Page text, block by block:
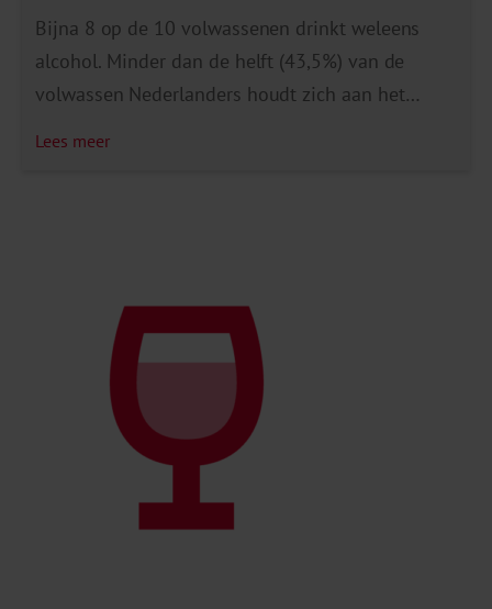
Bijna 8 op de 10 volwassenen drinkt weleens
alcohol. Minder dan de helft (43,5%) van de
volwassen Nederlanders houdt zich aan het
Lees meer